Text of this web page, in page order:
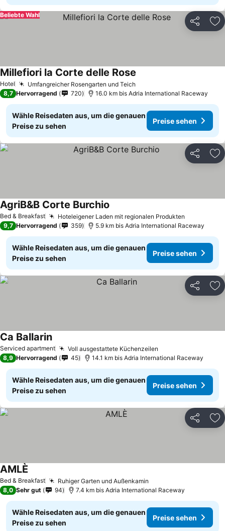
Teilen
Beliebte Wahl
Hotel Umfangreicher Rosengarten und TeichPreise sehen
Millefiori la Corte delle Rose
8,7 Hervorragend 720 16.0 km bis Adria International Raceway
Wähle Reisedaten aus, um die genauen
Preise zu sehen
Preise sehen
Teilen
Bed & Breakfast Hoteleigener Laden mit regionalen Produkten
AgriB&B Corte Burchio
9,7 Hervorragend 359 5.9 km bis Adria International Raceway
Wähle Reisedaten aus, um die genauen
Preise zu sehen
Preise sehen
Teilen
Serviced apartment Voll ausgestattete Küchenzeilen
Ca BallarinPreise sehen
8,9 Hervorragend 45 14.1 km bis Adria International Raceway
Wähle Reisedaten aus, um die genauen
Preise zu sehen
Preise sehen
Teilen
Bed & Breakfast Ruhiger Garten und Außenkamin
AMLÈ
8,0 Sehr gut 94 7.4 km bis Adria International Raceway
Wähle Reisedaten aus, um die genauen
Preise zu sehen
Preise sehen